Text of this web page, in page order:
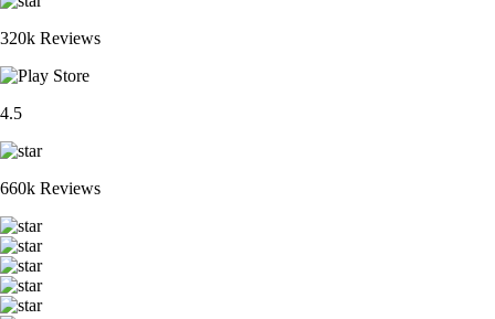
320k Reviews
4.5
660k Reviews